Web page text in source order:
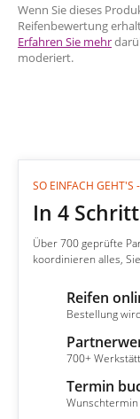
Wenn Sie dieses
Reifenbewertung
Erfahren Sie mehr
moderiert.
SO EINFACH GEHT'S
In 4
Über 700 geprüfte
koordinieren alles,
Reifen
Bestellung
700+
Termin
Wunschtermin